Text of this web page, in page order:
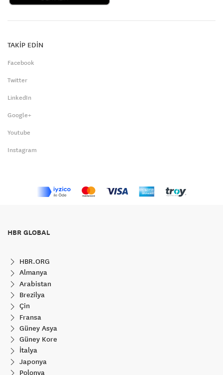
TAKİP EDİN
Facebook
Twitter
LinkedIn
Google+
Youtube
Instagram
HBR GLOBAL
HBR.ORG
Almanya
Arabistan
Brezilya
Çin
Fransa
Güney Asya
Güney Kore
İtalya
Japonya
Polonya